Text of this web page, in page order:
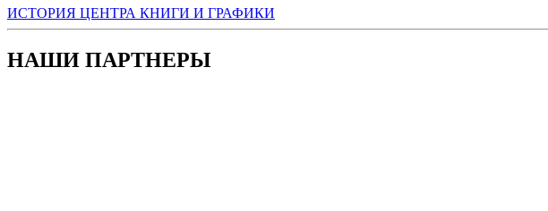
ИСТОРИЯ ЦЕНТРА КНИГИ И ГРАФИКИ
НАШИ ПАРТНЕРЫ